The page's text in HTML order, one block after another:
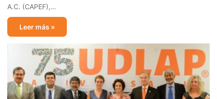
A.C. (CAPEF),…
Leer más »